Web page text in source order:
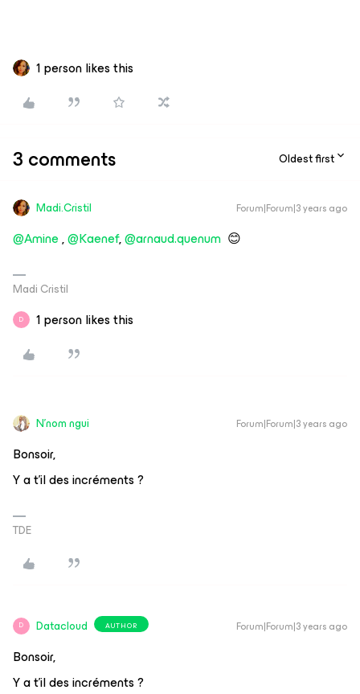
1 person likes this
3 comments Oldest first
Madi.Cristil Forum|Forum|3 years ago
@Amine,@Kaenef,@arnaud.quenum 😊
Madi Cristil
D 1 person likes this
N'nom ngui Forum|Forum|3 years ago
Bonsoir,
Y a t'il des incréments ?
TDE
D Datacloud AUTHOR Forum|Forum|3 years ago
Bonsoir,
Y a t'il des incréments ?